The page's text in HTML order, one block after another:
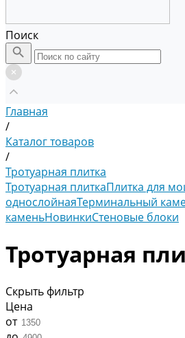
Поиск
Главная
/
Каталог товаров
/
Тротуарная плитка
Тротуарная плиткаПлитка для
однослойнаяТерминальный
каменьНовинкиСтеновые блоки
Тротуарная
Скрыть фильтр
Цена
от